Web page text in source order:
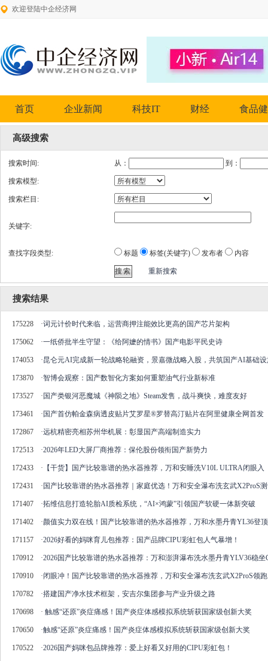
欢迎登陆中企经济网
首页 企业新闻 科技IT 财经 食品
高级搜索
搜索时间: 从： 到：
搜索模型:
搜索栏目:
关键字:
查找字段类型: 标题 标签(关键字) 发布者 内容
重新搜索
搜索结果
175228 ·词元计价时代来临，运营商押注能效比更高的国产芯片架构
175062 ·一纸侨批半生守望：《给阿嬷的情书》国产电影平民史诗
174053 ·昆仑元AI完成新一轮战略轮融资，景嘉微战略入股，共筑国产AI基础
173870 ·智博会观察：国产数智化方案如何重塑油气行业新标准
173527 · 国产类银河恶魔城《神陨之地》Steam发售，战斗爽快，难度友好
173461 · 国产首仿帕金森病透皮贴片艾罗星®罗替高汀贴片在阿里健康全网首发
172867 ·远杭精密亮相苏州华机展：彰显国产高端制造实力
172513 ·2026年LED大屏厂商推荐：保伦股份领衔国产新势力
172433 · 【干货】国产比较靠谱的热水器推荐，万和安睡洗V10L ULTRA闭眼入
172431 · 国产比较靠谱的热水器推荐｜家庭优选！万和安全瀑布洗玄武X2ProS
171407 ·拓维信息打造轮胎AI质检系统，“AI×鸿蒙”引领国产软硬一体新突破
171402 ·颜值实力双在线！国产比较靠谱的热水器推荐，万和水墨丹青YL36登顶
171157 ·2026好看的妈咪育儿包推荐：国产品牌CIPU彩虹包人气暴增！
170912 ·2026国产比较靠谱的热水器推荐：万和澎湃瀑布洗水墨丹青YLV36稳坐
170910 ·闭眼冲！国产比较靠谱的热水器推荐，万和安全瀑布洗玄武X2ProS领跑
170782 ·搭建国产净水技术框架，安吉尔集团参与产业升级之路
170698 · 触感“还原”炎症痛感！国产炎症体感模拟系统斩获国家级创新大奖
170650 ·触感“还原”炎症痛感！国产炎症体感模拟系统斩获国家级创新大奖
170522 ·2026国产妈咪包品牌推荐：爱上好看又好用的CIPU彩虹包！